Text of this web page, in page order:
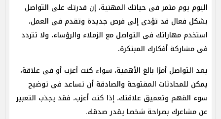
اليوم يوم مثمر فى حياتك المهنية، إن قدرتك على التواصل
بشكل فعال قد تؤدى إلى فرص جديدة وتقدم فى العمل،
استخدم مهاراتك فى التواصل مع الزملاء والرؤساء، ولا تتردد
فى مشاركة أفكارك المبتكرة.
يعد التواصل أمرًا بالغ الأهمية، سواء كنت أعزب أو فى علاقة،
يمكن للمحادثات المفتوحة والصادقة أن تساعد فى توضيح
سوء الفهم وتعميق علاقتك، إذا كنت أعزب، فقد يجذب التعبير
عن مشاعرك بصراحة شخصا يقدر صدقك.